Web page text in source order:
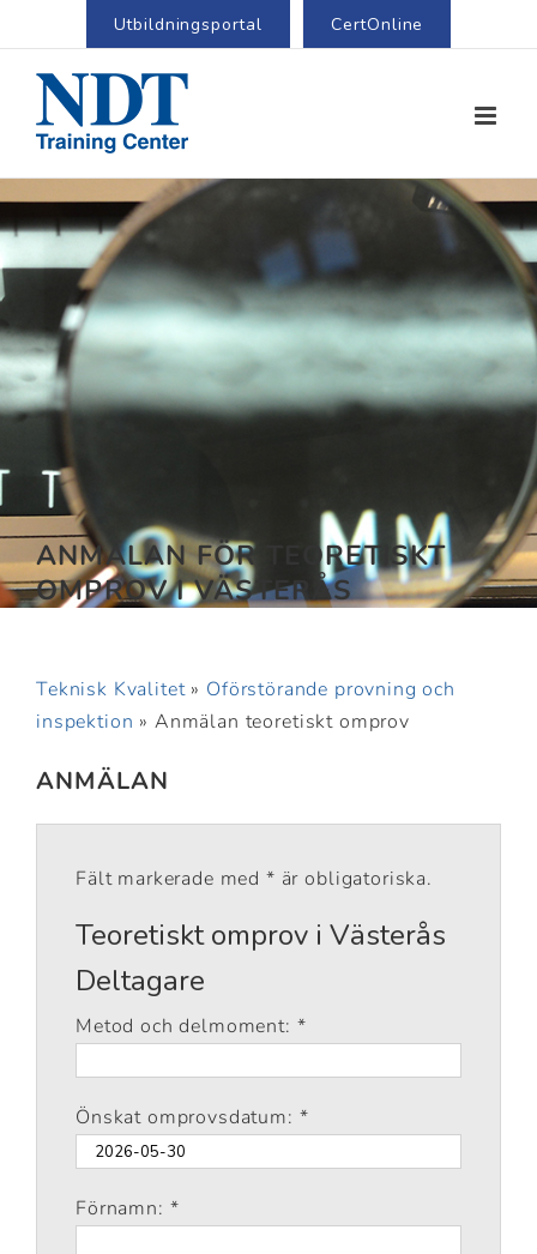
Utbildningsportal CertOnline
ANMÄLAN FÖR TEORETISKT
OMPROV I VÄSTERÅS
Teknisk Kvalitet» Oförstörande provning och
inspektion » Anmälan teoretiskt omprov
ANMÄLAN
Fält markerade med * är obligatoriska.
Teoretiskt omprov i Västerås
Deltagare
Metod och delmoment: *
Önskat omprovsdatum: *
Förnamn: *